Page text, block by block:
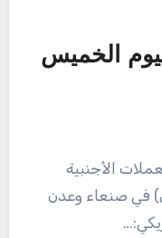
الخميس
في صنعاء وعدن